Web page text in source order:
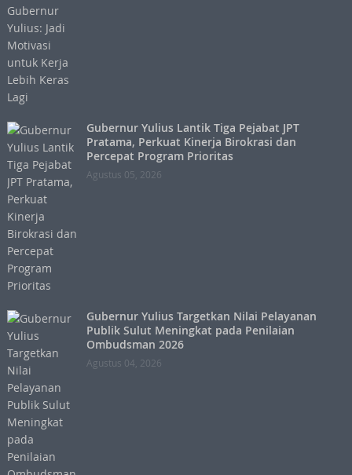
Gubernur Yulius Lantik Tiga Pejabat JPT
Pratama, Perkuat Kinerja Birokrasi dan
Percepat Program Prioritas
Agustus 05, 2026
Gubernur Yulius Targetkan Nilai Pelayanan
Publik Sulut Meningkat pada Penilaian
Ombudsman 2026
Agustus 04, 2026